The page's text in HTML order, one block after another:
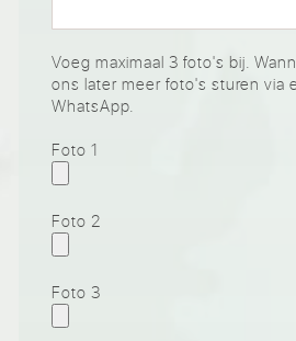
Voeg maximaal 3 foto's bij.
ons later meer foto's sturen via
WhatsApp.
Foto 1
Foto 2
Foto 3